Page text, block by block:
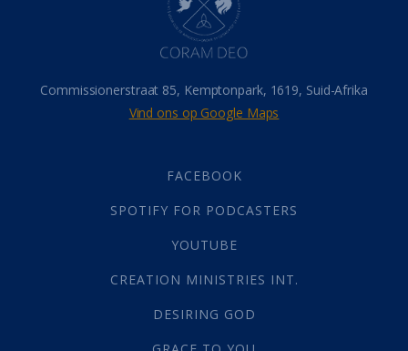
Israel (14)
Millennium(1)
Oordeelsdag(19)
Verheerlikte liggaam
Wederkoms
(27)
Gebed(87)
Die Onse Vader(12)
God(392)
Afgode(23)
Almag(1)
Alomteenwoordig
Commissionerstraat 85, Kemptonpark, 1619, Suid-Afrika
Vind ons op Google Maps
FACEBOOK
SPOTIFY FOR PODCASTERS
YOUTUBE
CREATION MINISTRIES INT.
DESIRING GOD